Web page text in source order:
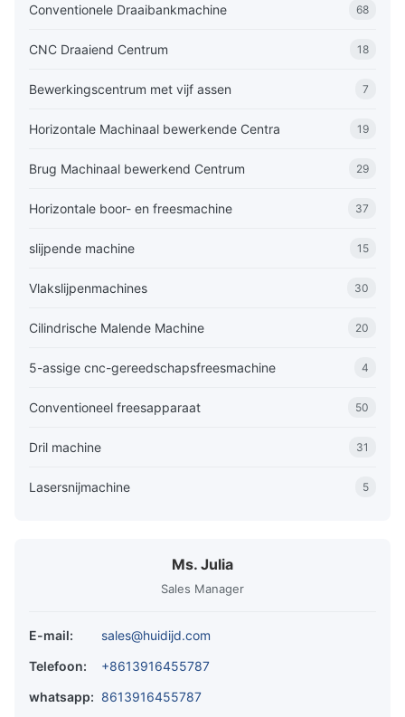
Conventionele Draaibankmachine 68
CNC Draaiend Centrum 18
Bewerkingscentrum met vijf assen 7
Horizontale Machinaal bewerkende Centra 19
Brug Machinaal bewerkend Centrum 29
Horizontale boor- en freesmachine 37
slijpende machine 15
Vlakslijpenmachines 30
Cilindrische Malende Machine 20
5-assige cnc-gereedschapsfreesmachine 4
Conventioneel freesapparaat 50
Dril machine 31
Lasersnijmachine 5
Ms. Julia
Sales Manager
E-mail:
sales@huidijd.com
Telefoon:
+8613916455787
whatsapp: 8613916455787